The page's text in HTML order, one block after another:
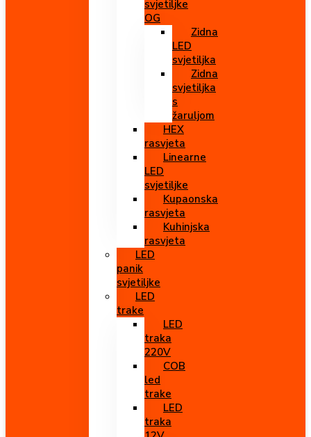
svjetiljke
OG
Zidna
LED
svjetiljka
Zidna
svjetiljka
s
žaruljom
HEX
rasvjeta
Linearne
LED
svjetiljke
Kupaonska
rasvjeta
Kuhinjska
rasvjeta
LED
panik
svjetiljke
LED
trake
LED
traka
220V
COB
led
trake
LED
traka